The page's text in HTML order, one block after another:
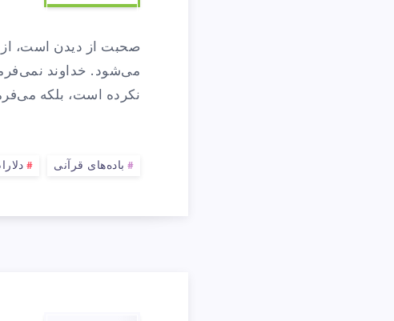
صحبت از دیدن است، از
می‌شود. خداوند
نکرده است، بلکه
باده‌های قرآنی